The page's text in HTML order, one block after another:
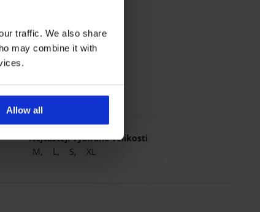
traffic. We also share
may combine it with
Allow all
Nejčastěji vybírané velikosti
M
L S XL